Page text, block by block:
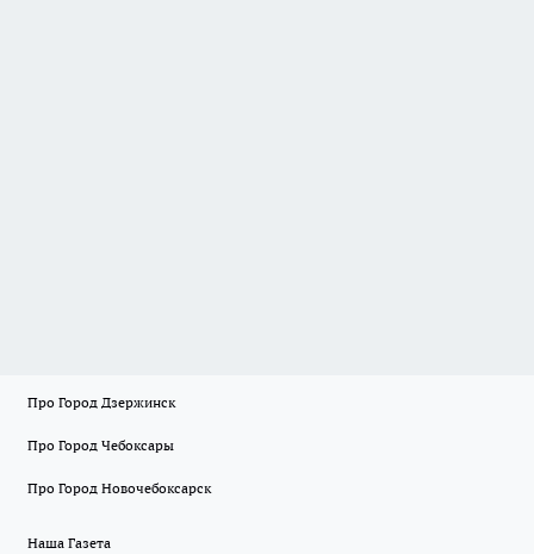
Про Город Дзержинск
Про Город Чебоксары
Про Город Новочебоксарск
Наша Газета